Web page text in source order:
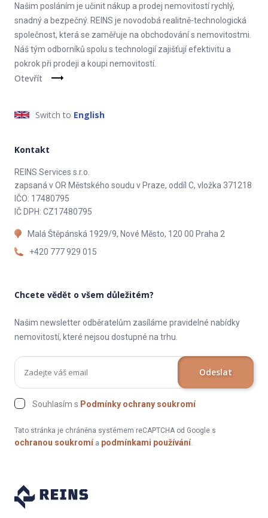
Našim posláním je učinit nákup a prodej nemovitostí rychlý,
snadný a bezpečný. REINS je novodobá realitně-technologická
společnost, která se zaměřuje na obchodování s nemovitostmi.
Náš tým odborníků spolu s technologií zajišťují efektivitu a
pokrok při prodeji a koupi nemovitostí.
Otevřít
Switch to English
Kontakt
REINS Services s.r.o.
zapsaná v OR Městského soudu v Praze, oddíl C, vložka 371218
IČO: 17480795
IČ DPH: CZ17480795
Malá Štěpánská 1929/9, Nové Město, 120 00 Praha 2
+420 777 929 015
Chcete vědět o všem důležitém?
Našim newsletter odběratelům zasíláme pravidelné nabídky
nemovitostí, které nejsou dostupné na trhu.
Odeslat
Souhlasím s Podmínky ochrany soukromí
Tato stránka je chráněna systémem reCAPTCHA od Google s
ochranou soukromí a podmínkami používání